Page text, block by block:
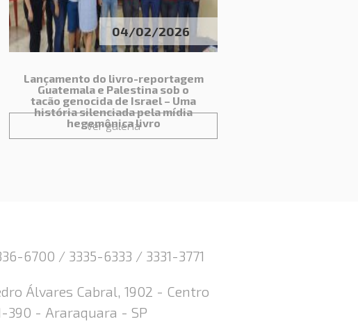
04/02/2026
Lançamento do livro-reportagem
Guatemala e Palestina sob o
tacão genocida de Israel – Uma
história silenciada pela mídia
hegemônica livro
Ver galeria
6700 / 3335-6333 / 3331-3771
Álvares Cabral, 1902 - Centro
390 - Araraquara - SP